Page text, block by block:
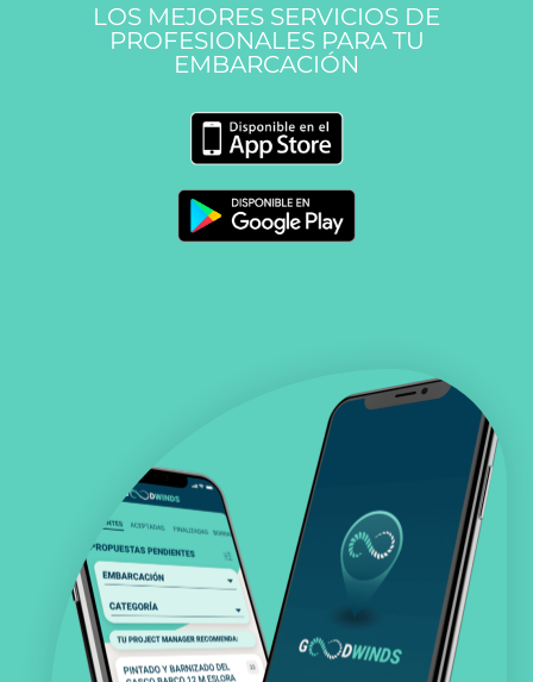
LOS MEJORES SERVICIOS DE
PROFESIONALES PARA TU
EMBARCACIÓN